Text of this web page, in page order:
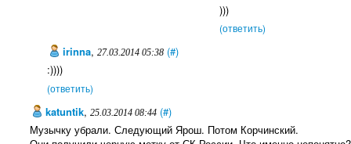
)))
(ответить)
irinna,27.03.2014 05:38 (#)
:))))
(ответить)
katuntik, 25.03.2014 08:44 (#)
Музычку убрали. Следующий Ярош. Потом Корчинский.